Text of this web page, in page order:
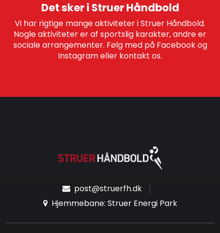
Det sker i Struer Håndbold
Vi har rigtige mange aktiviteter i Struer Håndbold.
Nogle aktiviteter er af sportslig karakter, andre er
sociale arrangementer. Følg med på Facebook og
Instagram eller kontakt os.
post@struerfh.dk
Hjemmebane: Struer Energi Park